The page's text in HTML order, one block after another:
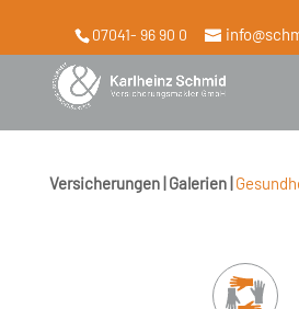
07041- 96 90 0
Versicherungen | Galerien |